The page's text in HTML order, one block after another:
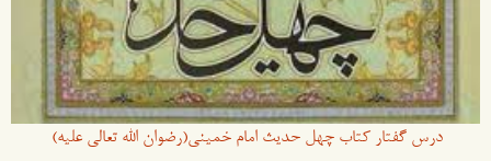
درس گفتار کتاب چهل حدیث امام خمینی(رضوان الله تعالی علیه)